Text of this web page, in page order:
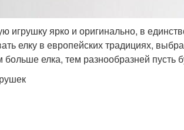
игрушку ярко и оригинально, в
елку в европейских традициях,
елка, тем разнообразней пусть